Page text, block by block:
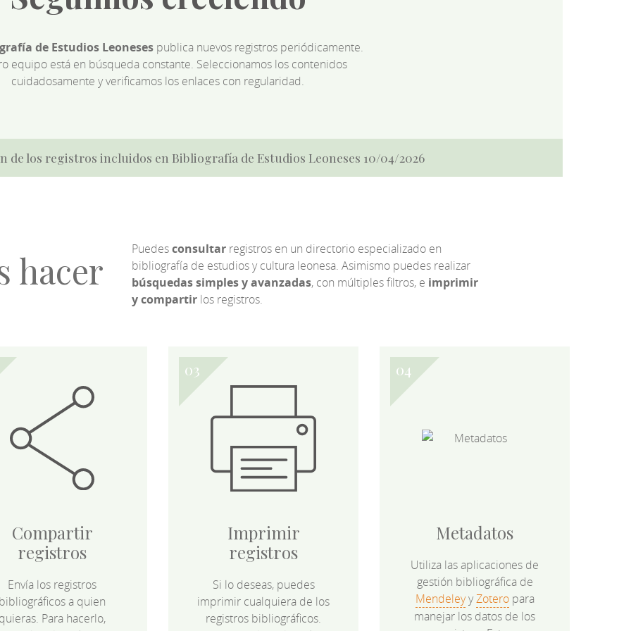
de Estudios Leonesespublica nuevos registros periódicamente.
equipo está en búsqueda constante. Seleccionamos los contenidos
cuidadosamente y verificamos los enlaces con regularidad.
de los registros incluidos en Bibliografía de Estudios Leoneses 10/04/2026
hacer Puedesconsultarregistros en un directorio especializado en
bibliografía de estudios y cultura leonesa. Asimismo puedes realizar
búsquedas simples y avanzadas, con múltiples filtros, e imprimir
y compartirlos registros.
Compartir
registros
Envía los registros
a quien
Para hacerlo,
Imprimir
registros
Si lo deseas, puedes
imprimir cualquiera de los
registros bibliográficos.
Metadatos
Utiliza las aplicaciones de
gestión bibliográfica de
MendeleyyZoteropara
manejar los datos de los